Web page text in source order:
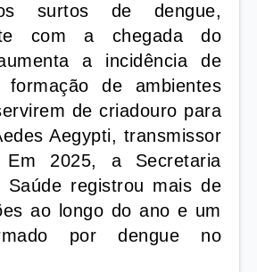
surtos de dengue,
com a chegada do
a incidência de
de ambientes
de criadouro para
Aegypti, transmissor
2025, a Secretaria
Saúde registrou mais de
ao longo do ano e um
por dengue no